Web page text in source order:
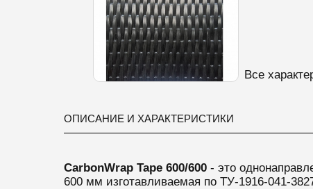
Все
ОПИСАНИЕ И ХАРАКТЕРИСТИКИ
CarbonWrap Tape 600/600 - это
600 мм изготавливаемая по ТУ-1916-041-